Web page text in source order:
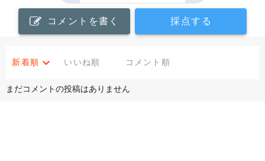
コメントを書く 採点する
新着順 いいね順 コメント順
まだコメントの投稿はありません